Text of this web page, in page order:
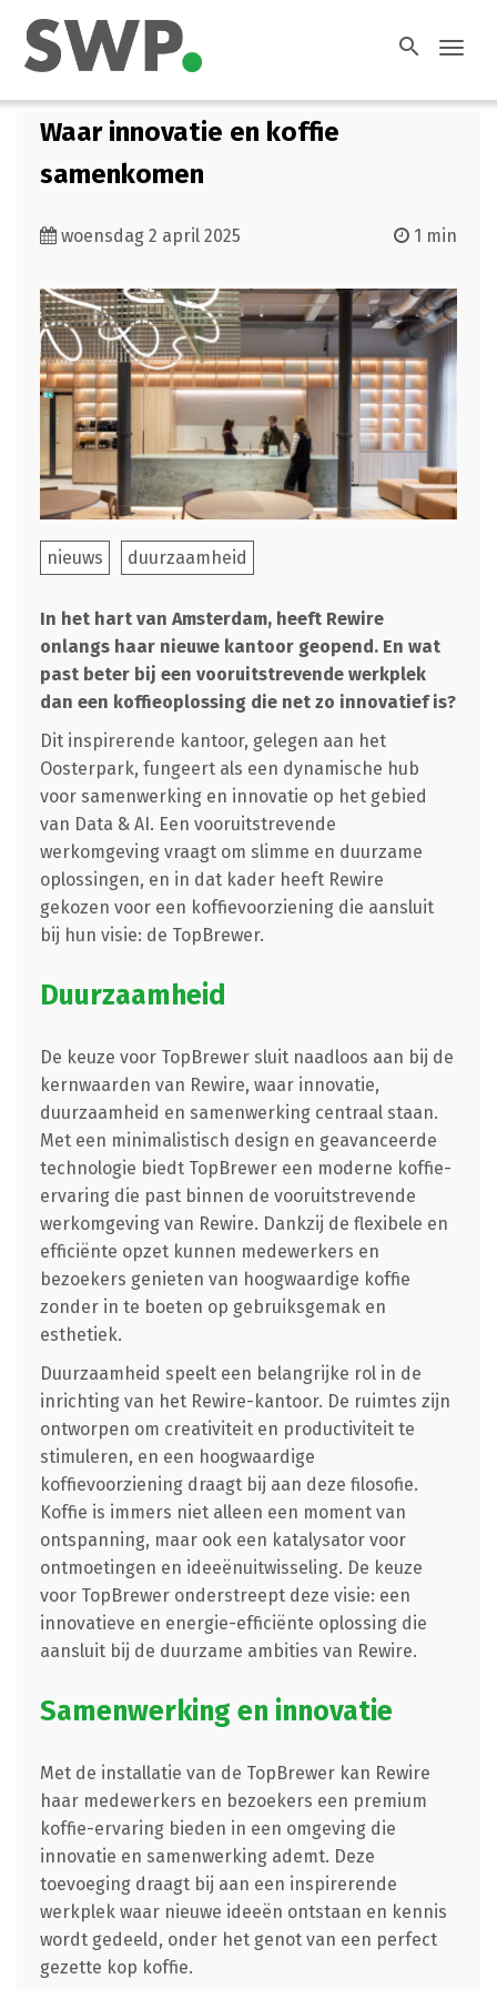
search
Waar innovatie en koffie
samenkomen
woensdag 2 april 2025 1 min
nieuws duurzaamheid
In het hart van Amsterdam, heeft Rewire
onlangs haar nieuwe kantoor geopend. En wat
past beter bij een vooruitstrevende werkplek
dan een koffieoplossing die net zo innovatief is?
Dit inspirerende kantoor, gelegen aan het
Oosterpark, fungeert als een dynamische hub
voor samenwerking en innovatie op het gebied
van Data & AI. Een vooruitstrevende
werkomgeving vraagt om slimme en duurzame
oplossingen, en in dat kader heeft Rewire
gekozen voor een koffievoorziening die aansluit
bij hun visie: de TopBrewer.
Duurzaamheid
De keuze voor TopBrewer sluit naadloos aan bij de
kernwaarden van Rewire, waar innovatie,
duurzaamheid en samenwerking centraal staan.
Met een minimalistisch design en geavanceerde
technologie biedt TopBrewer een moderne koffie-
ervaring die past binnen de vooruitstrevende
werkomgeving van Rewire. Dankzij de flexibele en
efficiënte opzet kunnen medewerkers en
bezoekers genieten van hoogwaardige koffie
zonder in te boeten op gebruiksgemak en
esthetiek.
Duurzaamheid speelt een belangrijke rol in de
inrichting van het Rewire-kantoor. De ruimtes zijn
ontworpen om creativiteit en productiviteit te
stimuleren, en een hoogwaardige
koffievoorziening draagt bij aan deze filosofie.
Koffie is immers niet alleen een moment van
ontspanning, maar ook een katalysator voor
ontmoetingen en ideeënuitwisseling. De keuze
voor TopBrewer onderstreept deze visie: een
innovatieve en energie-efficiënte oplossing die
aansluit bij de duurzame ambities van Rewire.
Samenwerking en innovatie
Met de installatie van de TopBrewer kan Rewire
haar medewerkers en bezoekers een premium
koffie-ervaring bieden in een omgeving die
innovatie en samenwerking ademt. Deze
toevoeging draagt bij aan een inspirerende
werkplek waar nieuwe ideeën ontstaan en kennis
wordt gedeeld, onder het genot van een perfect
gezette kop koffie.